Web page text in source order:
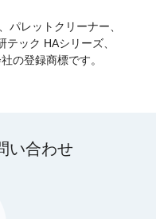
パレットクリーナー、
ック HAシリーズ、
の登録商標です。
い合わせ